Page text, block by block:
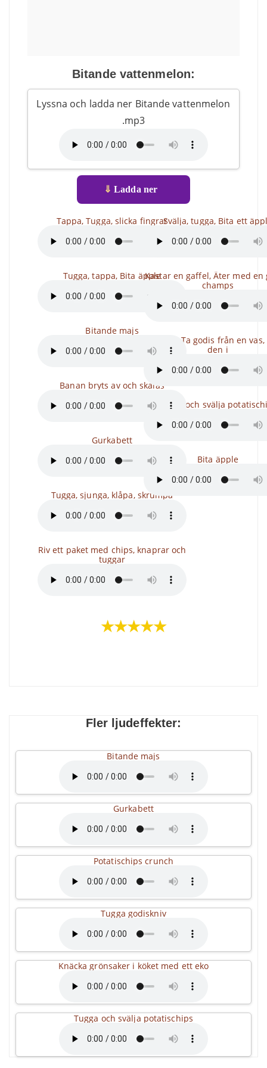
Bitande vattenmelon:
Lyssna och ladda ner Bitande vattenmelon
.mp3
⇓ Ladda ner
Tappa, Tugga, slicka fingrar
Tugga, tappa, Bita äpple
Bitande majs
Banan bryts av och skalas
Gurkabett
Tugga, sjunga, klåpa, skrumpa
Riv ett paket med chips, knaprar och
tuggar
Svälja, tugga, Bita ett
Kastar en gaffel, Äter med en
champs
Veck ut, Ta godis från en
den i
Tugga och svälja
Bita äpple
★★★★★
Fler ljudeffekter:
Bitande majs
Gurkabett
Potatischips crunch
Tugga godiskniv
Knäcka grönsaker i köket med ett eko
Tugga och svälja potatischips